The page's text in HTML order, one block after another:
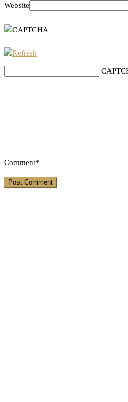
Website
Comment*